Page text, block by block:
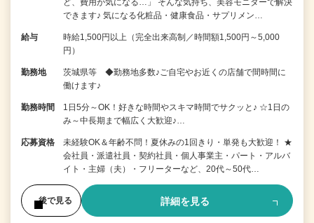
できます♪ 気になる化粧品・健康食品・サプリメン…
給与
時給1,500円以上（完全出来高制／時間額1,500円～5,000
円）
勤務地
茨城県等 ◆勤務地多数♪ご自宅やお近くの店舗で間時間に
働けます♪
勤務時間
1日5分～OK！好きな時間やスキマ時間でサクッと♪ ☆1日の
み～中長期まで幅広く大歓迎♪…
応募資格
未経験OK＆年齢不問！夏休みの1回きり・単発も大歓迎！ ★
会社員・派遣社員・契約社員・個人事業主・パート・アルバ
イト・主婦（夫）・フリーターなど、20代～50代…
後で見る 詳細を見る